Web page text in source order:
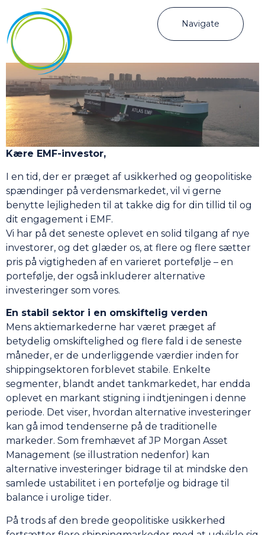
Navigate
Kære EMF-investor,
I en tid, der er præget af usikkerhed og geopolitiske
spændinger på verdensmarkedet, vil vi gerne
benytte lejligheden til at takke dig for din tillid til og
dit engagement i EMF.
Vi har på det seneste oplevet en solid tilgang af nye
investorer, og det glæder os, at flere og flere sætter
pris på vigtigheden af en varieret portefølje – en
portefølje, der også inkluderer alternative
investeringer som vores.
En stabil sektor i en omskiftelig verden
Mens aktiemarkederne har været præget af
betydelig omskiftelighed og flere fald i de seneste
måneder, er de underliggende værdier inden for
shippingsektoren forblevet stabile. Enkelte
segmenter, blandt andet tankmarkedet, har endda
oplevet en markant stigning i indtjeningen i denne
periode. Det viser, hvordan alternative investeringer
kan gå imod tendenserne på de traditionelle
markeder. Som fremhævet af JP Morgan Asset
Management (se illustration nedenfor) kan
alternative investeringer bidrage til at mindske den
samlede ustabilitet i en portefølje og bidrage til
balance i urolige tider.
På trods af den brede geopolitiske usikkerhed